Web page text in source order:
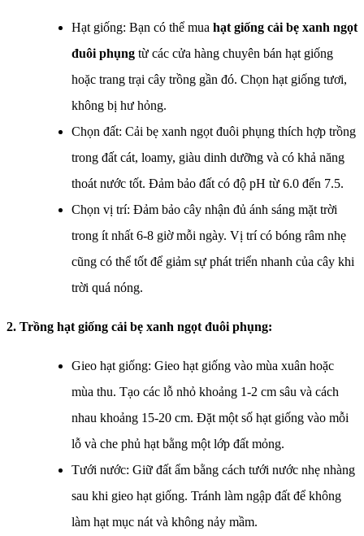
Hạt giống: Bạn có thể mua hạt giống cải bẹ xanh ngọt
đuôi phụng từ các cửa hàng chuyên bán hạt giống
hoặc trang trại cây trồng gần đó. Chọn hạt giống tươi,
không bị hư hỏng.
Chọn đất: Cải bẹ xanh ngọt đuôi phụng thích hợp trồng
trong đất cát, loamy, giàu dinh dưỡng và có khả năng
thoát nước tốt. Đảm bảo đất có độ pH từ 6.0 đến 7.5.
Chọn vị trí: Đảm bảo cây nhận đủ ánh sáng mặt trời
trong ít nhất 6-8 giờ mỗi ngày. Vị trí có bóng râm nhẹ
cũng có thể tốt để giảm sự phát triển nhanh của cây khi
trời quá nóng.
2. Trồng hạt giống cải bẹ xanh ngọt đuôi phụng:
Gieo hạt giống: Gieo hạt giống vào mùa xuân hoặc
mùa thu. Tạo các lỗ nhỏ khoảng 1-2 cm sâu và cách
nhau khoảng 15-20 cm. Đặt một số hạt giống vào mỗi
lỗ và che phủ hạt bằng một lớp đất mỏng.
Tưới nước: Giữ đất ẩm bằng cách tưới nước nhẹ nhàng
sau khi gieo hạt giống. Tránh làm ngập đất để không
làm hạt mục nát và không nảy mầm.